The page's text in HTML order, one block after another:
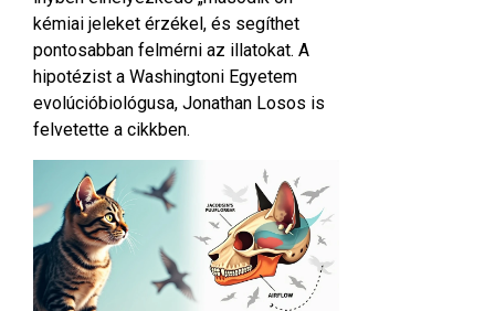
kémiai jeleket érzékel, és segíthet
pontosabban felmérni az illatokat. A
hipotézist a Washingtoni Egyetem
evolúcióbiológusa, Jonathan Losos is
felvetette a cikkben.